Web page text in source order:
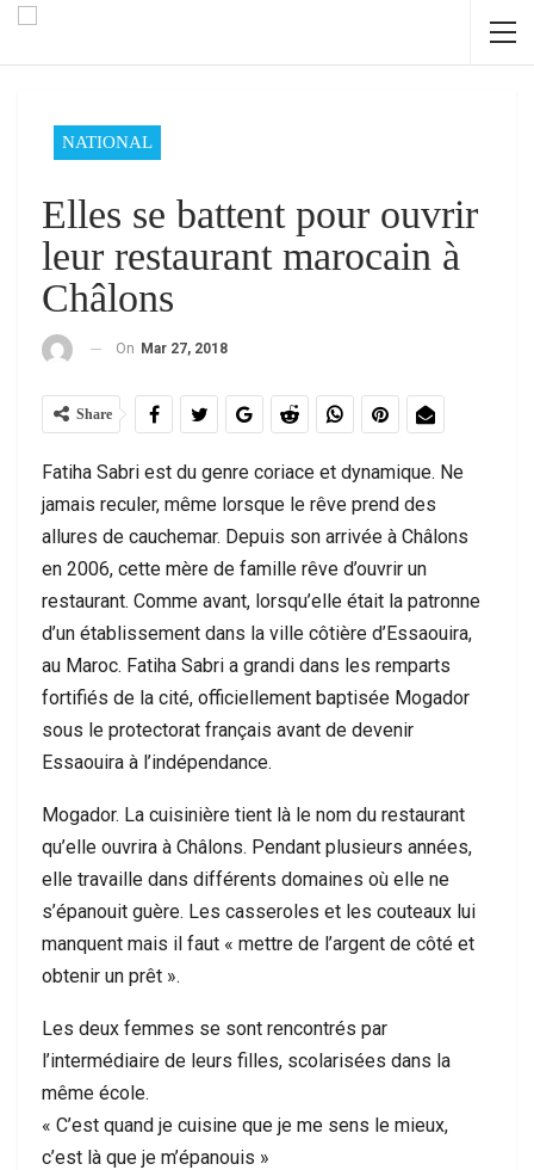
NATIONAL
Elles se battent pour ouvrir
leur restaurant marocain à
Châlons
On Mar 27, 2018
Share
Fatiha Sabri est du genre coriace et dynamique. Ne
jamais reculer, même lorsque le rêve prend des
allures de cauchemar. Depuis son arrivée à Châlons
en 2006, cette mère de famille rêve d’ouvrir un
restaurant. Comme avant, lorsqu’elle était la patronne
d’un établissement dans la ville côtière d’Essaouira,
au Maroc. Fatiha Sabri a grandi dans les remparts
fortifiés de la cité, officiellement baptisée Mogador
sous le protectorat français avant de devenir
Essaouira à l’indépendance.
Mogador. La cuisinière tient là le nom du restaurant
qu’elle ouvrira à Châlons. Pendant plusieurs années,
elle travaille dans différents domaines où elle ne
s’épanouit guère. Les casseroles et les couteaux lui
manquent mais il faut « mettre de l’argent de côté et
obtenir un prêt ».
Les deux femmes se sont rencontrés par
l’intermédiaire de leurs filles, scolarisées dans la
même école.
« C’est quand je cuisine que je me sens le mieux,
c’est là que je m’épanouis »